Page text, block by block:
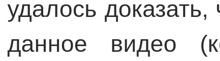
удалось
данное видео